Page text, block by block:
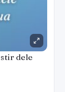
dele